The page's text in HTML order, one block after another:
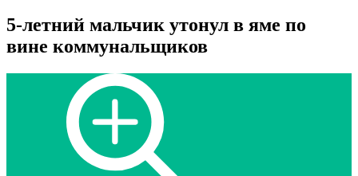
5-летний мальчик утонул в яме по
вине коммунальщиков